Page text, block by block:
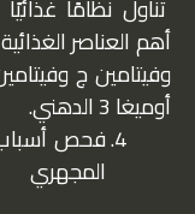
تناول نظامًا
أهم العناصر
أوميغا 3 الدهني.
فحص
المجهري